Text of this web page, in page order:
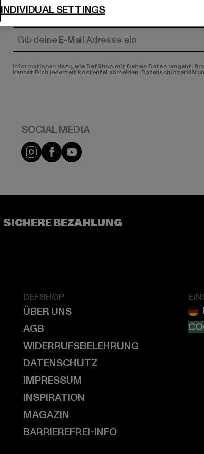
FRAUEN
E-MAIL
Informationen dazu, wie DefShop mit Deinen Daten umgeht,
kannst Dich jederzeit kostenfei abmelden.
Instagram
FacebookYouTube
SICHERE BEZAHLUNG
DEFSHOP
ÜBER UNS
AGB
WIDERRUFSBELEHRUNG
DATENSCHUTZ
IMPRESSUM
INSPIRATION
MAGAZIN
BARRIEREFREI-INFO
INDIVIDUAL SETTINGS